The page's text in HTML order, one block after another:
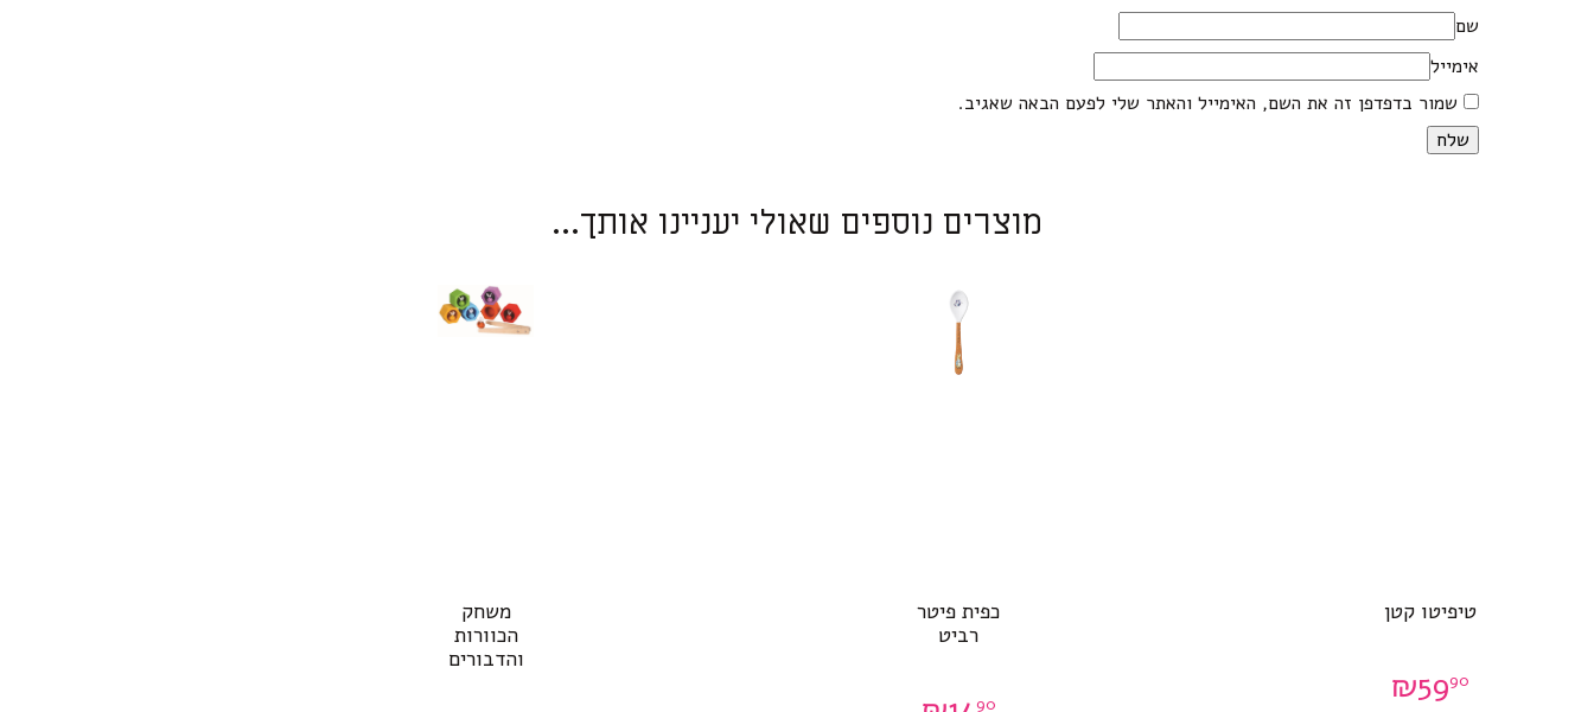
שם
אימייל
שמור בדפדפן זה את השם, האימייל והאתר שלי לפעם הבאה שאגיב.
מוצרים נוספים שאולי יעניינו אותך...
טיפיטו קטן
₪5990
כפית פיטר
רביט
90
משחק
הכוורות
והדבורים